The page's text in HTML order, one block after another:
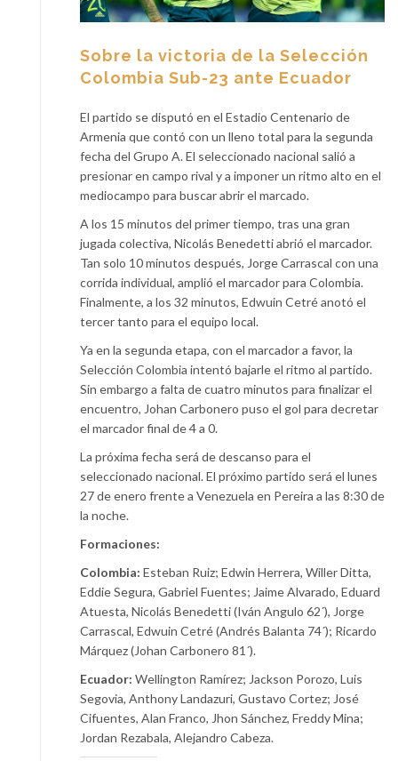
Sobre la victoria de la Selección
Colombia Sub-23 ante Ecuador
El partido se disputó en el Estadio Centenario de
Armenia que contó con un lleno total para la segunda
fecha del Grupo A. El seleccionado nacional salió a
presionar en campo rival y a imponer un ritmo alto en el
mediocampo para buscar abrir el marcado.
A los 15 minutos del primer tiempo, tras una gran
jugada colectiva, Nicolás Benedetti abrió el marcador.
Tan solo 10 minutos después, Jorge Carrascal con una
corrida individual, amplió el marcador para Colombia.
Finalmente, a los 32 minutos, Edwuin Cetré anotó el
tercer tanto para el equipo local.
Ya en la segunda etapa, con el marcador a favor, la
Selección Colombia intentó bajarle el ritmo al partido.
Sin embargo a falta de cuatro minutos para finalizar el
encuentro, Johan Carbonero puso el gol para decretar
el marcador final de 4 a 0.
La próxima fecha será de descanso para el
seleccionado nacional. El próximo partido será el lunes
27 de enero frente a Venezuela en Pereira a las 8:30 de
la noche.
Formaciones:
Colombia: Esteban Ruiz; Edwin Herrera, Willer Ditta,
Eddie Segura, Gabriel Fuentes; Jaime Alvarado, Eduard
Atuesta, Nicolás Benedetti (Iván Angulo 62´), Jorge
Carrascal, Edwuin Cetré (Andrés Balanta 74´); Ricardo
Márquez (Johan Carbonero 81´).
Ecuador: Wellington Ramírez; Jackson Porozo, Luis
Segovia, Anthony Landazuri, Gustavo Cortez; José
Cifuentes, Alan Franco, Jhon Sánchez, Freddy Mina;
Jordan Rezabala, Alejandro Cabeza.